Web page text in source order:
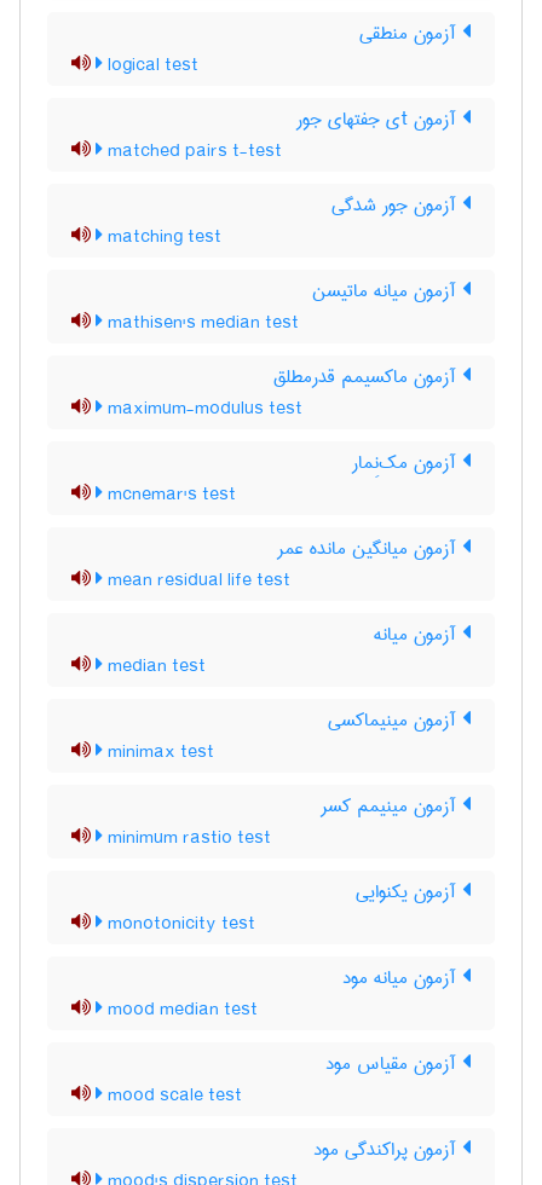
آزمون منطقی
logical test
آزمون tی جفتهای جور
matched pairs t-test
آزمون جور شدگی
matching test
آزمون میانه ماتیسن
mathisen's median test
آزمون ماکسیمم قدرمطلق
maximum-modulus test
آزمون مک‌نِمار
mcnemar's test
آزمون میانگین مانده عمر
mean residual life test
آزمون میانه
median test
آزمون مینیماکسی
minimax test
آزمون مینیمم کسر
minimum rastio test
آزمون یکنوایی
monotonicity test
آزمون میانه مود
mood median test
آزمون مقیاس مود
mood scale test
آزمون پراکندگی مود